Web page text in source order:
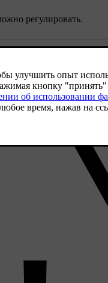
регулировать.